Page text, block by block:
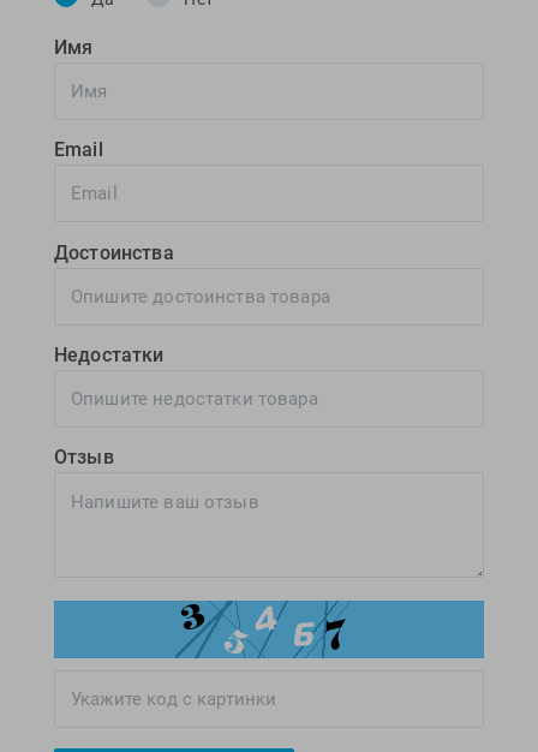
Имя
Email
Достоинства
Недостатки
Отзыв